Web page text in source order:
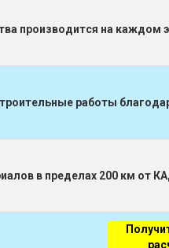
производится на
работы
в пределах 200 км от